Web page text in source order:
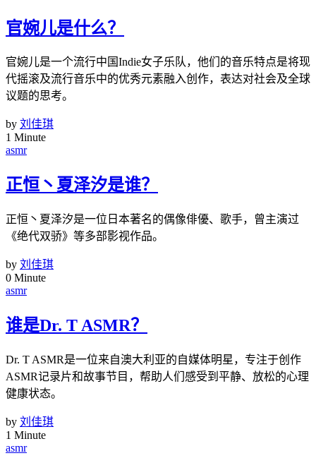
官婉儿是什么？
官婉儿是一个流行中国Indie女子乐队，他们的音乐特点是将现
代摇滚及流行音乐中的优秀元素融入创作，表达对社会及全球
议题的思考。
by 刘佳琪
1 Minute
asmr
正恒丶夏泽汐是谁？
正恒丶夏泽汐是一位日本著名的偶像俳優、歌手，曾主演过
《绝代双骄》等多部影视作品。
by 刘佳琪
0 Minute
asmr
谁是Dr. T ASMR？
Dr. T ASMR是一位来自澳大利亚的自媒体明星，专注于创作
ASMR记录片和故事节目，帮助人们感受到平静、放松的心理
健康状态。
by 刘佳琪
1 Minute
asmr